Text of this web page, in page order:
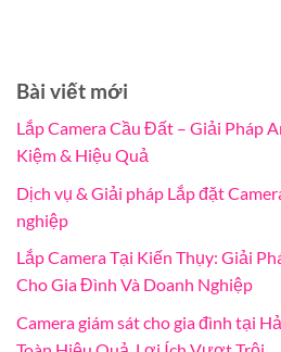
Bài viết mới
Lắp Camera Cầu Đất – Giải Pháp
Kiệm & Hiệu Quả
Dịch vụ & Giải pháp Lắp đặt
nghiệp
Lắp Camera Tại Kiến Thụy: Giải
Cho Gia Đình Và Doanh Nghiệp
Camera giám sát cho gia đình tại